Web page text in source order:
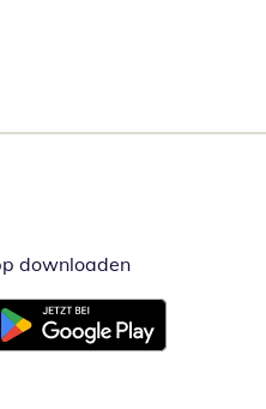
downloadenÖffnet in
in neuem Fenster